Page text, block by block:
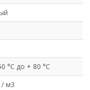
°C до + 80 °C
/ м3